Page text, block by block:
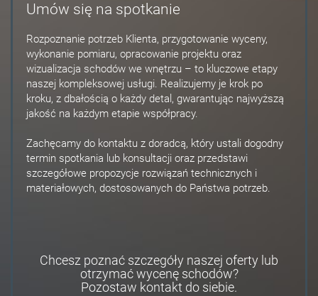
Umów się na spotkanie
Rozpoznanie potrzeb Klienta, przygotowanie wyceny,
wykonanie pomiaru, opracowanie projektu oraz
wizualizacja schodów we wnętrzu – to kluczowe etapy
naszej kompleksowej usługi. Realizujemy je krok po
kroku, z dbałością o każdy detal, gwarantując najwyższą
jakość na każdym etapie współpracy.
Zachęcamy do kontaktu z doradcą, który ustali dogodny
termin spotkania lub konsultacji oraz przedstawi
szczegółowe propozycje rozwiązań technicznych i
materiałowych, dostosowanych do Państwa potrzeb.
Chcesz poznać szczegóły naszej oferty lub
otrzymać wycenę schodów?
Pozostaw kontakt do siebie.